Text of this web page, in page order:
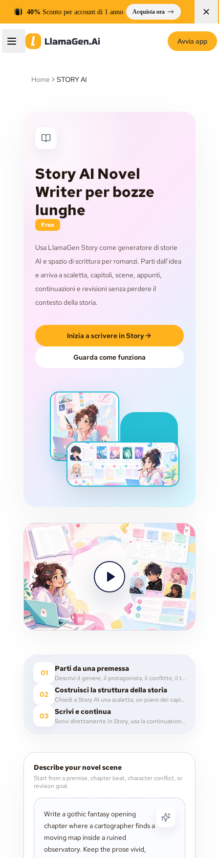
40% Sconto per account di 1 anno Acquista ora
Avvia app
Home STORY AI
Story AI Novel
Writer per bozze
lunghe
Free
Usa LlamaGen Story come generatore di storie
AI e spazio di scrittura per romanzi. Parti dall’idea
e arriva a scaletta, capitoli, scene, appunti,
continuazioni e revisioni senza perdere il
contesto della storia.
Inizia a scrivere in Story
Guarda come funziona
01 Parti da una premessa
Descrivi il genere, il protagonista, il conflitto, il tono o l’immagine di apertura che vuoi esplorare.
02 Costruisci la struttura della storia
Chiedi a Story AI una scaletta, un piano dei capitoli, i beat delle scene, gli archi dei personaggi o appunti di worldbuilding.
03 Scrivi e continua
Scrivi direttamente in Story, usa la continuazione AI quando ti serve slancio e poi revisiona con commenti e note.
Describe your novel scene
Start from a premise, chapter beat, character conflict, or
revision goal.